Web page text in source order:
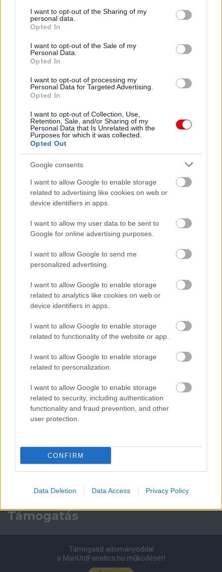
not limited to your visit or usage behaviour. You may click to
grant or deny consent to Google and its third-party tags to
use your data for below specified purposes in below Google
consent section.
I want to opt-out of the Sharing of my
personal data.
Opted In
I want to opt-out of the Sale of my
Personal Data.
Opted In
I want to opt-out of processing my
Personal Data for Targeted Advertising.
Opted In
I want to opt-out of Collection, Use,
Retention, Sale, and/or Sharing of my
Personal Data that Is Unrelated with the
Purposes for which it was collected.
Opted Out
Google consents
I want to allow Google to enable storage
related to advertising like cookies on web or
device identifiers in apps.
I want to allow my user data to be sent to
Google for online advertising purposes.
I want to allow Google to send me
personalized advertising.
I want to allow Google to enable storage
related to analytics like cookies on web or
device identifiers in apps.
I want to allow Google to enable storage
related to functionality of the website or app.
I want to allow Google to enable storage
related to personalization.
I want to allow Google to enable storage
related to security, including authentication
functionality and fraud prevention, and other
user protection.
CONFIRM
Data Deletion Data Access Privacy Policy
Meccs Center
Paris Saint-Germainvs
Felkészülési szezon 4. mérkőzés
2026-08-08 17:00
1 nap 6 óra 18 perc 27 másodperc
Manchester United
Támogatás
Támogasd adományoddal
a ManUtdFanatics.hu működését!